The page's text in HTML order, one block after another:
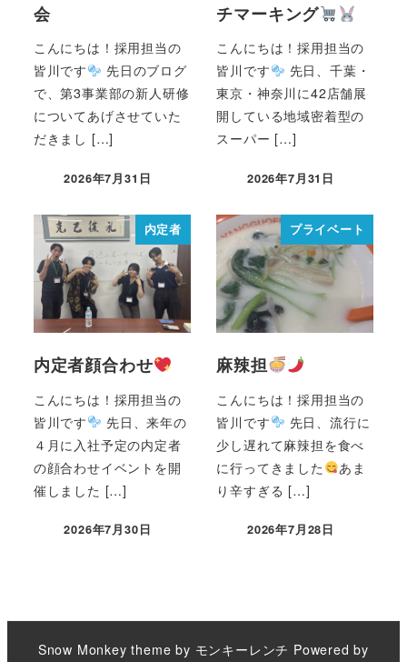
会
こんにちは！採用担当の
皆川です
先日のブログ
で、第3事業部の新人研修
についてあげさせていた
だきまし […]
2026年7月31日
チマーキング
こんにちは！採用担当の
皆川です
先日、千葉・
東京・神奈川に42店舗展
開している地域密着型の
スーパー […]
2026年7月31日
内定者
内定者顔合わせ
こんにちは！採用担当の
皆川です
先日、来年の
４月に入社予定の内定者
の顔合わせイベントを開
催しました […]
2026年7月30日
プライベート
麻辣担
こんにちは！採用担当の
皆川です
先日、流行に
少し遅れて麻辣担を食べ
に行ってきました
あま
り辛すぎる […]
2026年7月28日
Snow Monkey theme by モンキーレンチ Powered by